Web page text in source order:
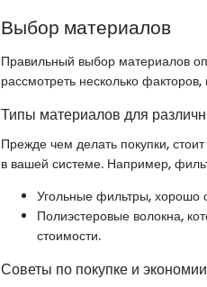
Выбор материалов
Правильный выбор материалов
рассмотреть несколько
Типы материалов для
Прежде чем делать покупки,
в вашей системе. Например,
Угольные фильтры, хорошо
Полиэстеровые волокна,
стоимости.
Советы по покупке и экономии